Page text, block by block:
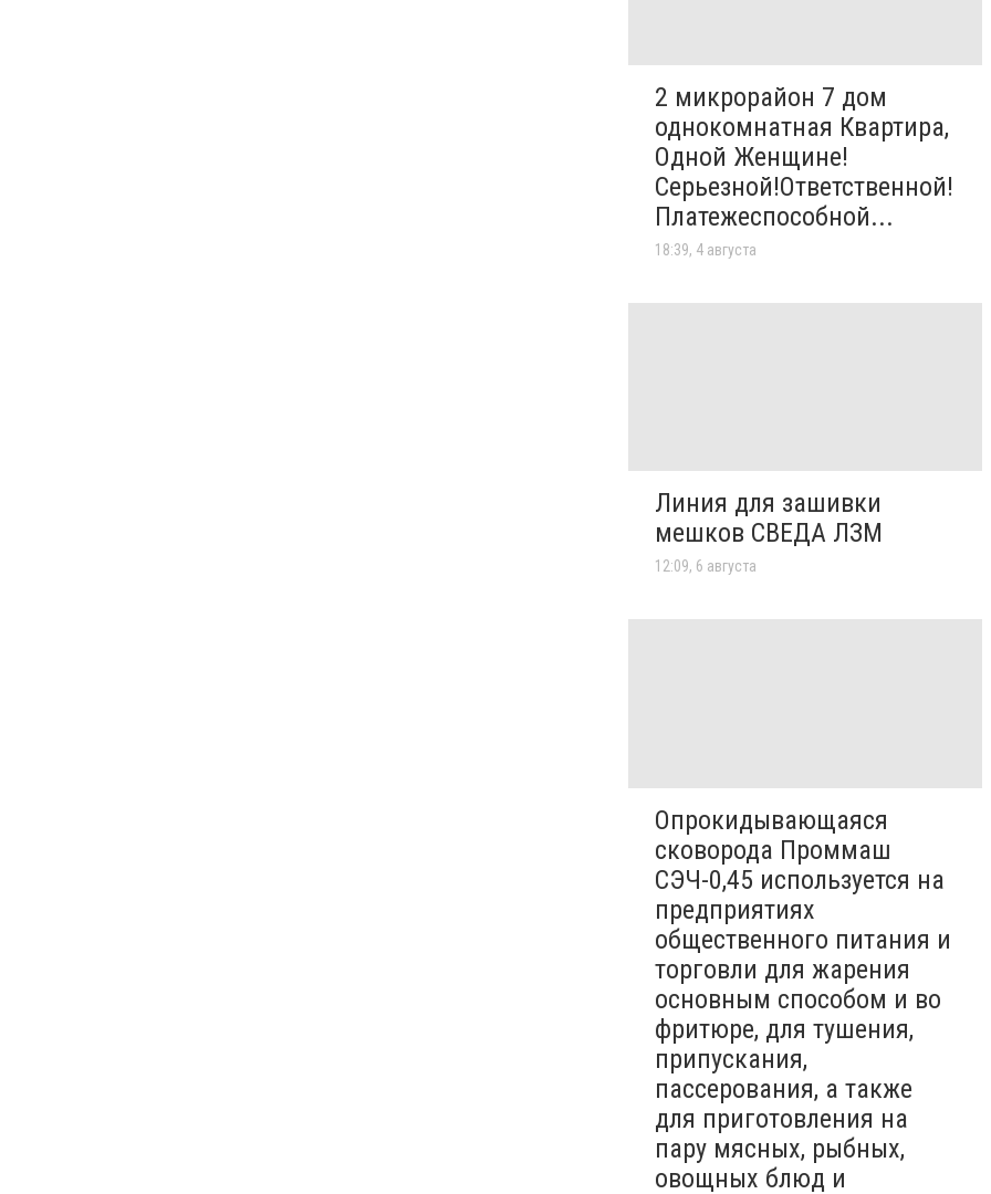
2 микрорайон 7 дом
однокомнатная Квартира,
Одной Женщине!
Серьезной!Ответственной!
Платежеспособной...
18:39, 4 августа
Линия для зашивки
мешков СВЕДА ЛЗМ
12:09, 6 августа
Опрокидывающаяся
сковорода Проммаш
СЭЧ-0,45 используется на
предприятиях
общественного питания и
торговли для жарения
основным способом и во
фритюре, для тушения,
припускания,
пассерования, а также
для приготовления на
пару мясных, рыбных,
овощных блюд и